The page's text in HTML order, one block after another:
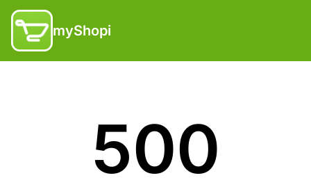
myShopi
500